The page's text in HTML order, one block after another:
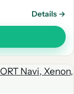
Details →